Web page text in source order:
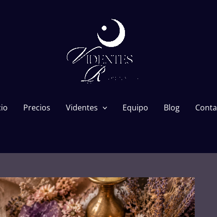
Precios Videntes Equipo Blog